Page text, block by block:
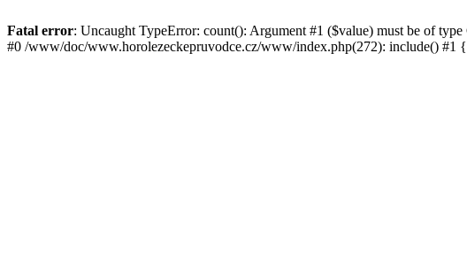
Fatal error: Uncaught TypeError: count(): Argument #1 ($value) must be of
#0 /www/doc/www.horolezeckepruvodce.cz/www/index.php(272): include() #1